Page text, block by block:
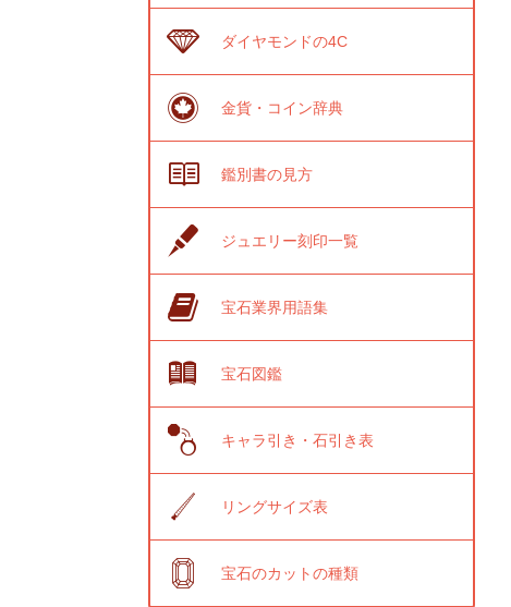
ダイヤモンドの4C
金貨・コイン辞典
鑑別書の見方
ジュエリー刻印一覧
宝石業界用語集
宝石図鑑
キャラ引き・石引き表
リングサイズ表
宝石のカットの種類